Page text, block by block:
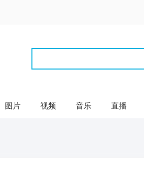
图片 视频 音乐 直播